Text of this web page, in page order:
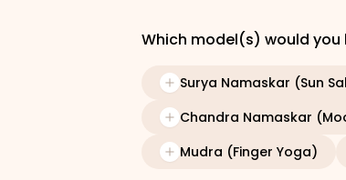
Which model(s) would you
Surya Namaskar (Sun
Chandra Namaskar
Mudra (Finger Yoga)